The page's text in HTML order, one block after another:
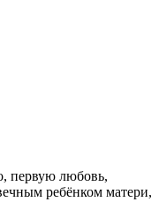
первую любовь,
ребёнком матери,